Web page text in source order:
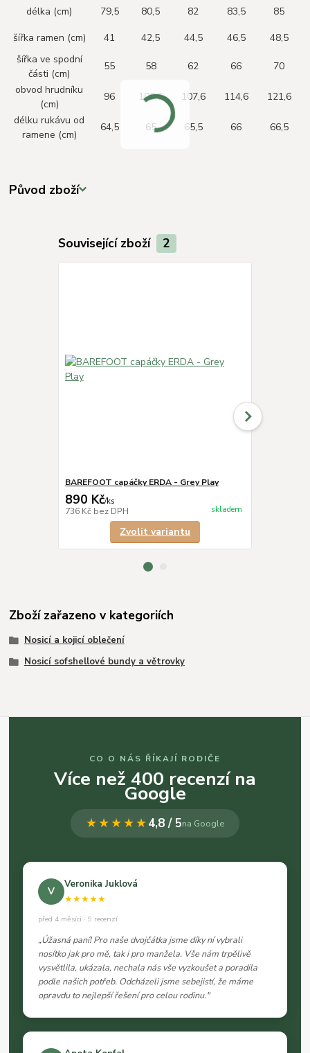
délka (cm) 79,5 80,5 82 83,5
85
šířka ramen (cm)
41 42,5 44,5 46,5
48,5
šířka ve spodní
části (cm)
55 58 62 66
70
obvod hrudníku
(cm)
96 100,6 107,6 114,6
121,6
délku rukávu od
ramene (cm)
64,5 65 65,5 66 66,5
Původ zboží
Související zboží 2
BAREFOOT capáčky ERDA - Grey Play
890 Kč/ks
736 Kč bez DPH skladem
Zvolit variantu
Zboží zařazeno v kategoriích
Nosicí a kojicí oblečení
Nosicí sofshellové bundy a větrovky
CO O NÁS ŘÍKAJÍ RODIČE
Více než 400 recenzí na
Google
★★★★★4,8 / 5na Google
V
Veronika Juklová
★★★★★
před 4 měsíci · 9 recenzí
„Úžasná paní! Pro naše dvojčátka jsme díky ní vybrali
nosítko jak pro mě, tak i pro manžela. Vše nám trpělivě
vysvětlila, ukázala, nechala nás vše vyzkoušet a poradila
podle našich potřeb. Odcházeli jsme sebejistí, že máme
opravdu to nejlepší řešení pro celou rodinu."